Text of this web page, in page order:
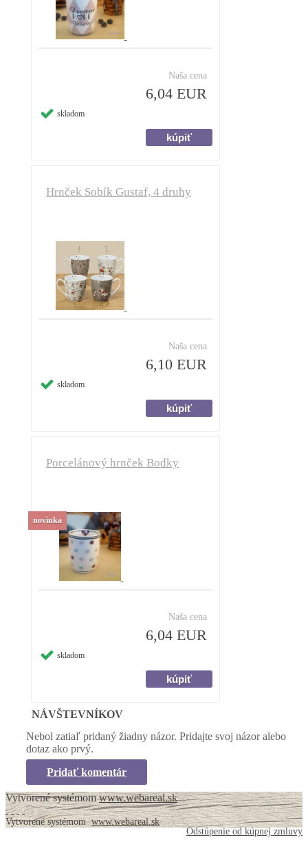
Naša cena
6,04 EUR
skladom
Hrnček Sobík Gustaf, 4 druhy
Naša cena
6,10 EUR
skladom
Porcelánový hrnček Bodky
Naša cena
6,04 EUR
skladom
novinka
NÁVŠTEVNÍKOV
Nebol zatiaľ pridaný žiadny názor. Pridajte svoj názor alebo
dotaz ako prvý.
Pridať komentár
Vytvorené systémomwww.webareal.sk
Vytvorené systémom www.webareal.sk
Odstúpenie od kúpnej zmluvy